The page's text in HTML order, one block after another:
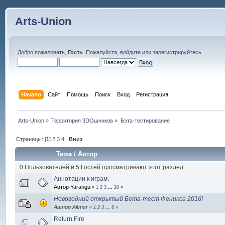
Arts-Union
Добро пожаловать, Гость. Пожалуйста, войдитеили зарегистрируйтесь.
Начало Сайт Помощь Поиск Вход Регистрация
Arts-Union » Территория 3DOшников » Бэта-тестирование
Страницы: [1]2 3 4 Вниз
Тема/ Автор
0 Пользователей и 5 Гостей просматривают этот раздел.
Аннотации к играм.
Автор Yaranga « 1 2 3 20»
Новогодний открытый Бета-тест Феникса 2016!
Автор Altmer « 1 2 3 6»
Return Fire